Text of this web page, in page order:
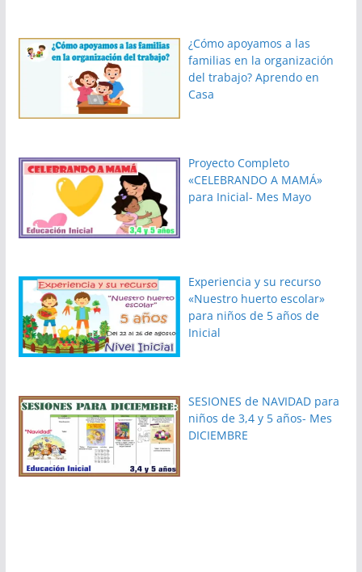
¿Cómo apoyamos a las
familias en la organización
del trabajo? Aprendo en
Casa
Proyecto Completo
«CELEBRANDO A MAMÁ»
para Inicial- Mes Mayo
Experiencia y su recurso
«Nuestro huerto escolar»
para niños de 5 años de
Inicial
SESIONES de NAVIDAD para
niños de 3,4 y 5 años- Mes
DICIEMBRE